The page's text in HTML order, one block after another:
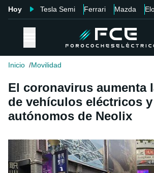
Hoy Tesla Semi Ferrari Mazda
Inicio Movilidad
El coronavirus aumenta
de vehículos eléctricos y
autónomos de Neolix